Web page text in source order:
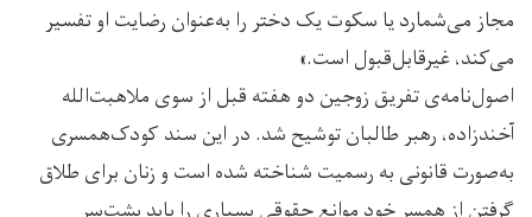
مجاز می‌شمارد یا سکوت یک دختر را به‌عنوان رضایت او تفسیر
می‌کند، غیرقابل‌قبول است.»
اصول‌نامه‌ی تفریق زوجین دو هفته قبل از سوی ملاهبت‌الله
آخندزاده، رهبر طالبان توشیح شد. در این سند کودک‌همسری
به‌صورت قانونی به رسمیت شناخته شده است و زنان برای طلاق